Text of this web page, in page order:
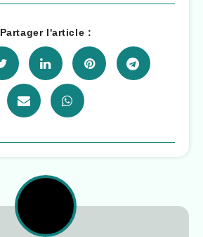
Partager l'article :